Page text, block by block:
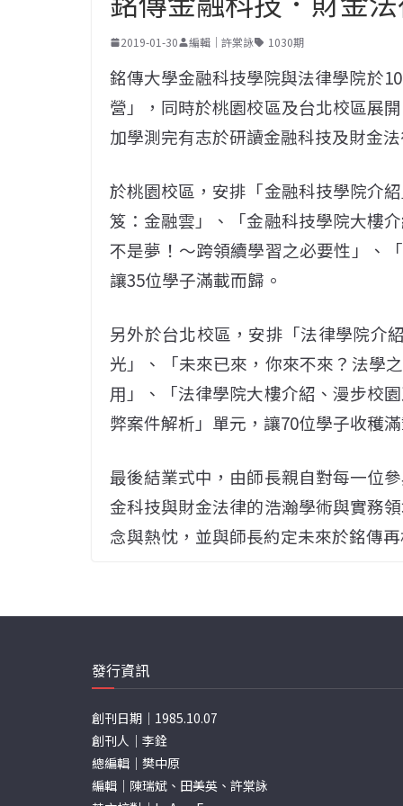
2019-01-30 編輯｜許棠詠 1030期
銘傳大學金融科技學院與法律學院於
營」，同時於桃園校區及台北校區展
加學測完有志於研讀金融科技及財金
於桃園校區，安排「金融科技學院介
笈：金融雲」、「金融科技學院大樓
不是夢！～跨領續學習之必要性」、
讓35位學子滿載而歸。
另外於台北校區，安排「法律學院介
光」、「未來已來，你來不來？法學
用」、「法律學院大樓介紹、漫步校
弊案件解析」單元，讓70位學子收穫
最後結業式中，由師長親自對每一位
金科技與財金法律的浩瀚學術與實務
念與熱忱，並與師長約定未來於銘傳
發行資訊
創刊日期｜1985.10.07
創刊人｜李銓
總編輯｜樊中原
編輯｜陳瑞斌、田美英、許棠詠